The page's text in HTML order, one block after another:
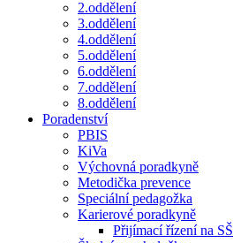
2.oddělení
3.oddělení
4.oddělení
5.oddělení
6.oddělení
7.oddělení
8.oddělení
Poradenství
PBIS
KiVa
Výchovná poradkyně
Metodička prevence
Speciální pedagožka
Karierové poradkyně
Přijímací řízení na SŠ